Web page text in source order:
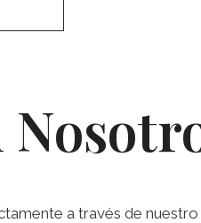
a través de